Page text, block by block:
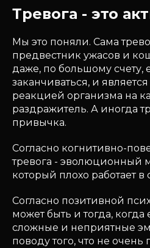
Тревога - это
Мы это поняли. Сама
предвестник ужасов и
даже, по большому счету,
заканчиваться, и
реакцией организма на
раздражитель. А иногда
привычка.
Согласно когнитивно-
тревога - эволюционный
который плохо работает
Согласно позитивной
может быть и тогда,
сложные и неприятные
поводу того, что не очень